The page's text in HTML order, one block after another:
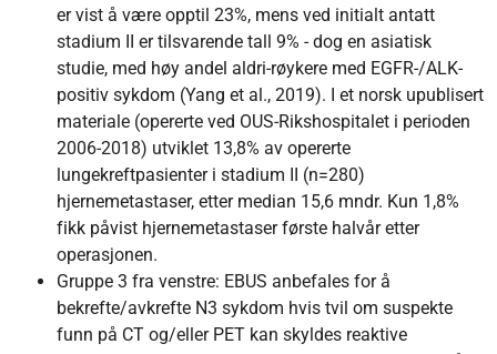
er vist å være opptil 23%, mens ved initialt antatt
stadium II er tilsvarende tall 9% - dog en asiatisk
studie, med høy andel aldri-røykere med EGFR-/ALK-
positiv sykdom (Yang et al., 2019). I et norsk upublisert
materiale (opererte ved OUS-Rikshospitalet i perioden
2006-2018) utviklet 13,8% av opererte
lungekreftpasienter i stadium II (n=280)
hjernemetastaser, etter median 15,6 mndr. Kun 1,8%
fikk påvist hjernemetastaser første halvår etter
operasjonen.
Gruppe 3 fra venstre: EBUS anbefales for å
bekrefte/avkrefte N3 sykdom hvis tvil om suspekte
funn på CT og/eller PET kan skyldes reaktive